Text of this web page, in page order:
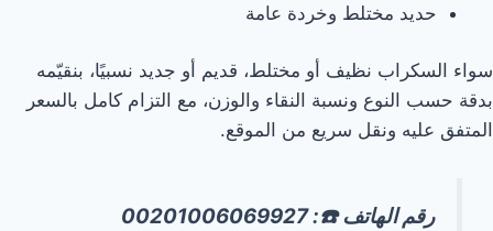
حديد مختلط وخردة عامة
سواء السكراب نظيف أو مختلط، قديم أو جديد نسبيًا، بنقيّمه
بدقة حسب النوع ونسبة النقاء والوزن، مع التزام كامل بالسعر
المتفق عليه ونقل سريع من الموقع.
رقم الهاتف ☎️: 00201006069927